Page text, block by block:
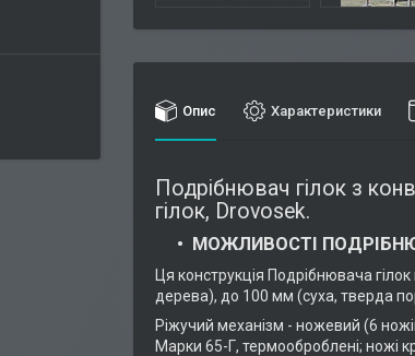
Опис Характеристики
Подрібнювач гілок з
гілок, Drovosek.
МОЖЛИВОСТІ
Ця конструкція Подрібнювача
дерева), до 100 мм (суха, тверда
Ріжучий механізм - ножевий (6
Марки 65-Г, термооброблені; ножі